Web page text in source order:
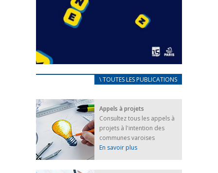
CARNET D’ACCUEIL
25 avril 2022
Afin d’accompagner au mieux les réfugiés
ukrainiens arrivés en France,...
FEUILLETER
\ TOUTES LES PUBLICATIONS
Appels à projets
Consultez tous les appels à
projets à l'intention des
communes varoises
En savoir plus